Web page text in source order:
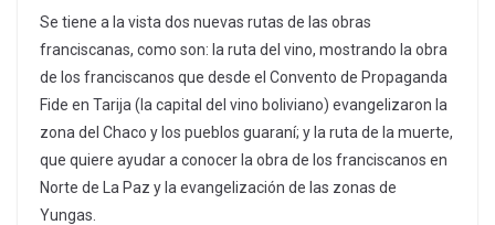
Se tiene a la vista dos nuevas rutas de las obras
franciscanas, como son: la ruta del vino, mostrando la obra
de los franciscanos que desde el Convento de Propaganda
Fide en Tarija (la capital del vino boliviano) evangelizaron la
zona del Chaco y los pueblos guaraní; y la ruta de la muerte,
que quiere ayudar a conocer la obra de los franciscanos en
Norte de La Paz y la evangelización de las zonas de
Yungas.